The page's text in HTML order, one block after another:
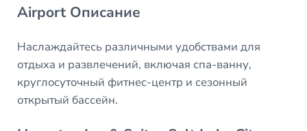
Airport Описание
Наслаждайтесь различными удобствами для
отдыха и развлечений, включая спа-ванну,
круглосуточный фитнес-центр и сезонный
открытый бассейн.